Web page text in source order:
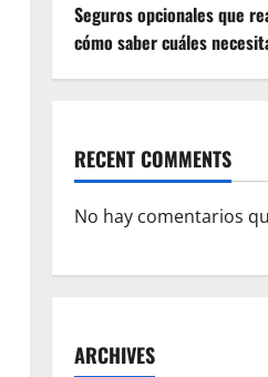
Seguros opcionales que
cómo saber cuáles
RECENT COMMENTS
No hay comentarios
ARCHIVES